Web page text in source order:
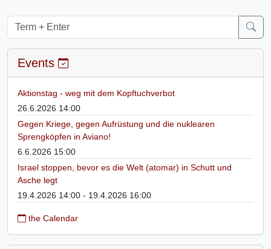
Events
Aktionstag - weg mit dem Kopftuchverbot
26.6.2026 14:00
Gegen Kriege, gegen Aufrüstung und die nuklearen
Sprengköpfen in Aviano!
6.6.2026 15:00
Israel stoppen, bevor es die Welt (atomar) in Schutt und
Asche legt
19.4.2026 14:00 - 19.4.2026 16:00
the Calendar